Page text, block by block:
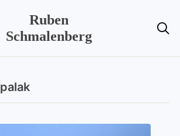
Ruben
Schmalenberg

palak